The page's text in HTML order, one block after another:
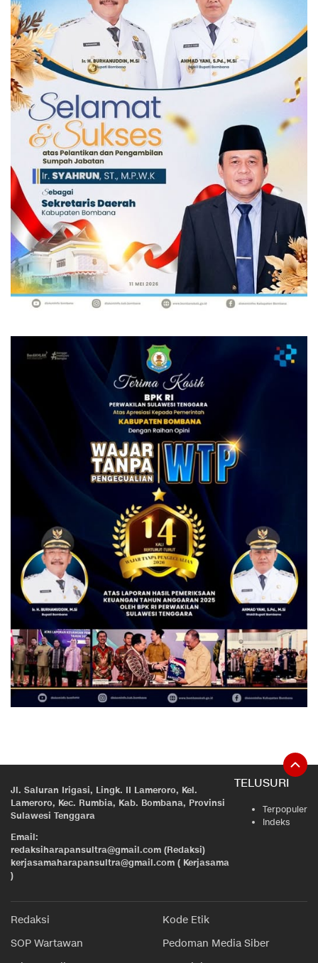
Jl. Saluran Irigasi, Lingk. II Lameroro, Kel.
Lameroro, Kec. Rumbia, Kab. Bombana, Provinsi
Sulawesi Tenggara
Email:
redaksiharapansultra@gmail.com (Redaksi)
kerjasamaharapansultra@gmail.com ( Kerjasama
)
TELUSURI
Terpopuler
Indeks
Redaksi
Kode Etik
SOP Wartawan
Pedoman Media Siber